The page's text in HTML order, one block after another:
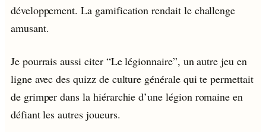
développement. La gamification rendait le challenge
amusant.
Je pourrais aussi citer “Le légionnaire”, un autre jeu en
ligne avec des quizz de culture générale qui te permettait
de grimper dans la hiérarchie d’une légion romaine en
défiant les autres joueurs.